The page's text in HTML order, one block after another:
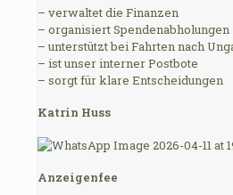
– verwaltet die Finanzen
– organisiert Spendenabholungen
– unterstützt bei Fahrten nach
– ist unser interner Postbote
– sorgt für klare Entscheidungen
Katrin Huss
Anzeigenfee